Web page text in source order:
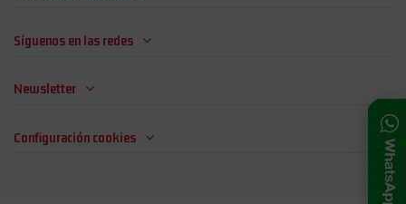
Síguenos en las redes
Newsletter
Configuración cookies